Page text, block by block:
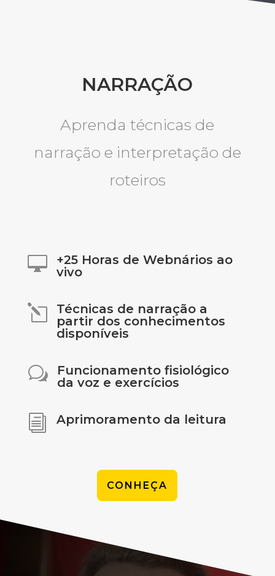
NARRAÇÃO
Aprenda técnicas de
narração e interpretação de
roteiros

+25 Horas de Webnários ao
vivo
l
Técnicas de narração a
partir dos conhecimentos
disponíveis
w
Funcionamento fisiológico
da voz e exercícios
i Aprimoramento da leitura
CONHEÇA